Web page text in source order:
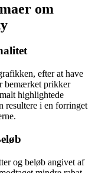
om
efter at have
bemærket prikker
highlightede
resultere i en forringet
og beløb angivet af